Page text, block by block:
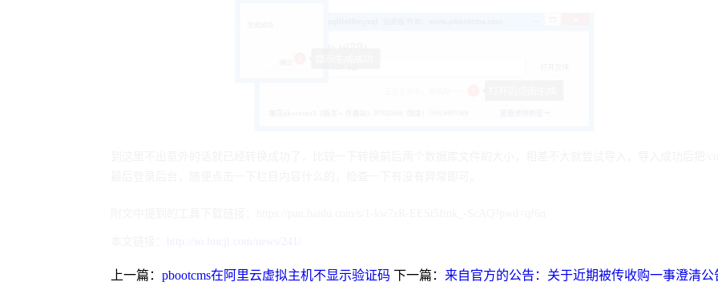
上一篇： pbootcms在阿里云虚拟主机不显示验证码 下一篇： 来自官方的公告：关于近期被传收购一事澄清公